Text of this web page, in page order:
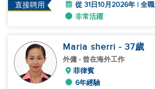
直接聘用
從 31日10月2026年 | 全職
非常活躍
Maria sherri - 37歲
外傭 - 曾在海外工作
菲律賓
6年經驗